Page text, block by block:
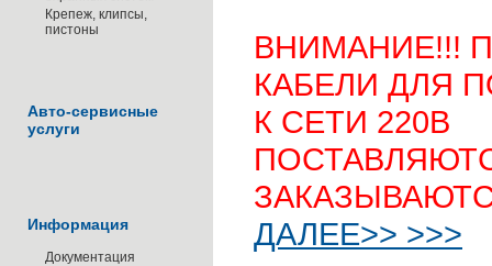
Крепеж, клипсы,
пистоны
Авто-сервисные
услуги
Информация
Документация
ВНИМАНИЕ!!!
КАБЕЛИ ДЛЯ
К СЕТИ 220В
ДАЛЕЕ>> >>>